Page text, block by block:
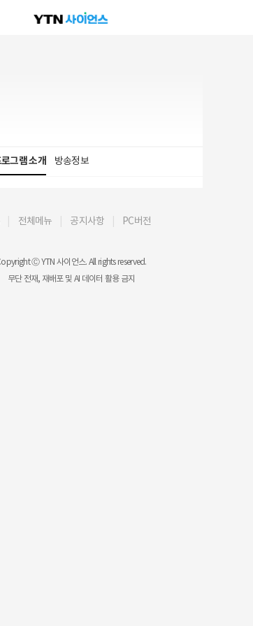
그램 소개 방송정보
전체메뉴 공지사항 PC버전
Ⓒ YTN 사이언스. All rights reserved.
무단 전재, 재배포 및 AI 데이터 활용 금지